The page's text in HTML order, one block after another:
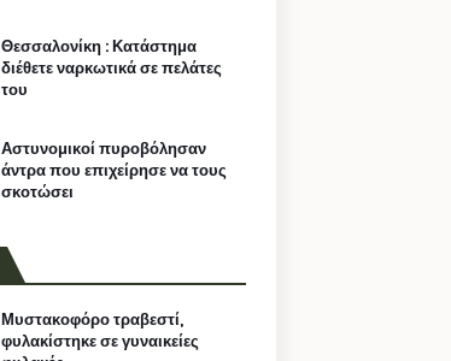
Θεσσαλονίκη : Κατάστημα
διέθετε ναρκωτικά σε πελάτες
του
Αστυνομικοί πυροβόλησαν
άντρα που επιχείρησε να τους
σκοτώσει
Μυστακοφόρο τραβεστί,
φυλακίστηκε σε γυναικείες